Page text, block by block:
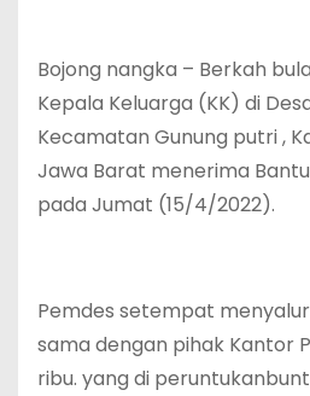
Bojong nangka – Berkah
Kepala Keluarga (KK) di
Kecamatan Gunung putri ,
Jawa Barat menerima
pada Jumat (15/4/2022).
Pemdes setempat
sama dengan pihak Kantor
ribu. yang di